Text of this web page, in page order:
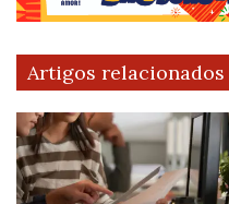
Artigos relacionados